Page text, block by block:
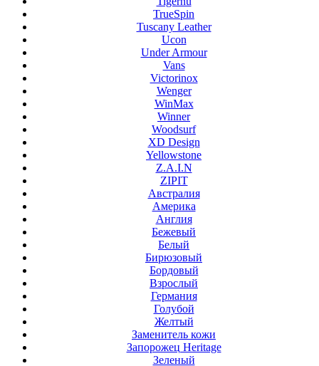
TrueSpin
Tuscany Leather
Ucon
Under Armour
Vans
Victorinox
Wenger
WinMax
Winner
Woodsurf
XD Design
Yellowstone
Z.A.I.N
ZIPIT
Австралия
Америка
Англия
Бежевый
Белый
Бирюзовый
Бордовый
Взрослый
Германия
Голубой
Желтый
Заменитель кожи
Запорожец Heritage
Зеленый